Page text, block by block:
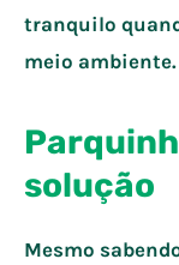
tranquilo
meio ambiente.
solução
Mesmo